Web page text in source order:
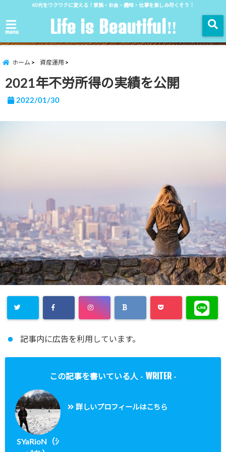
40代をワクワクに変える！家族・お金・趣味・仕事を楽しみ尽くそう！
menu Life is Beautiful‼︎
ホーム 資産運用
2021年不労所得の実績を公開
2022/01/30
記事内に広告を利用しています。
この記事を書いている人 - WRITER -
SYaRioN（ｼ
詳しいプロフィールはこちら